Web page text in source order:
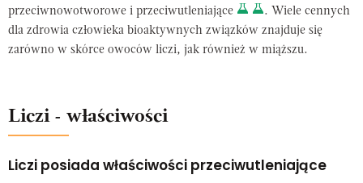
przeciwnowotworowe i przeciwutleniające
. Wiele cennych
dla zdrowia człowieka bioaktywnych związków znajduje się
zarówno w skórce owoców liczi, jak również w miąższu.
Liczi - właściwości
Liczi posiada właściwości przeciwutleniające